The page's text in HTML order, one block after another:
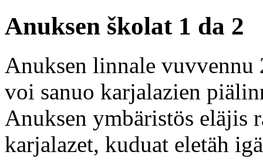
Anuksen školat 1 da 2
Anuksen linnale
voi sanuo karjalazien
Anuksen ymbäristös eläjis
karjalazet, kuduat eletäh